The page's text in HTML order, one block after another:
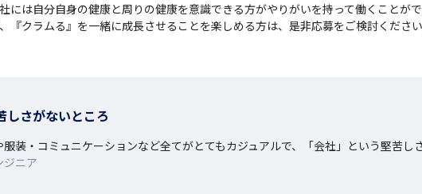
には自分自身の健康と周りの健康を意識できる方がやりがいを持って働くことがで
『クラムる』を一緒に成長させることを楽しめる方は、是非応募をご検討ください
しさがないところ
服装・コミュニケーションなど全てがとてもカジュアルで、「会社」という堅苦し
ジニア